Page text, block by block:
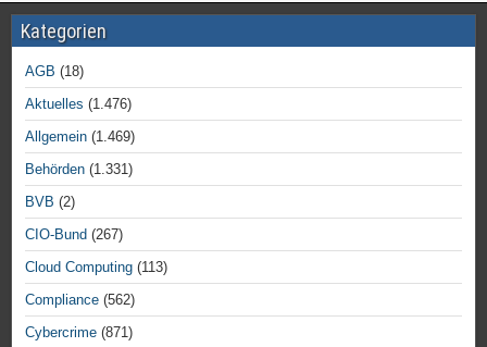
Kategorien
AGB (18)
Aktuelles (1.476)
Allgemein (1.469)
Behörden (1.331)
BVB (2)
CIO-Bund (267)
Cloud Computing (113)
Compliance (562)
Cybercrime (871)